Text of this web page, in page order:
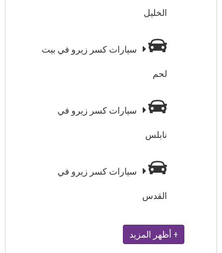
الخليل
سيارات كسر زيرو في بيت
لحم
سيارات كسر زيرو في
نابلس
سيارات كسر زيرو في
القدس
+ أظهر المزيد